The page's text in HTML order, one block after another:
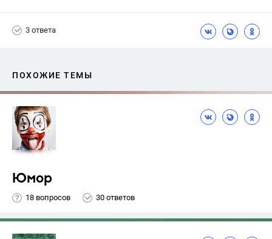
3 ответа
ПОХОЖИЕ ТЕМЫ
Юмор
18 вопросов 30 ответов